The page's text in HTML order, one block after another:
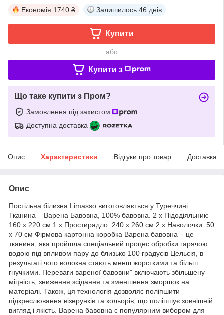
Економія 1740 ₴ Залишилось 46 днів
Купити
або
Купити з
Що таке купити з Пром?
Замовлення під захистом
Доступна доставка
Опис Характеристики Відгуки про товар Доставка
Опис
Постільна білизна Limasso виготовляється у Туреччині.
Тканина – Варена Бавовна, 100% бавовна. 2 х Підодіяльник:
160 х 220 см 1 х Простирадло: 240 х 260 см 2 х Наволочки: 50
х 70 см Фірмова картонна коробка Варена бавовна – це
тканина, яка пройшла спеціальний процес обробки гарячою
водою під впливом пару до близько 100 градусів Цельсія, в
результаті чого волокна стають менш жорсткими та більш
гнучкими. Переваги вареної бавовни" включають збільшену
міцність, зниження зсідання та зменшення зморшок на
матеріалі. Також, ця технологія дозволяє поліпшити
підкреслювання візерунків та кольорів, що поліпшує зовнішній
вигляд і якість. Варена бавовна є популярним вибором для